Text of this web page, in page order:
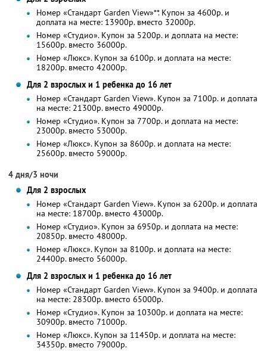
Номер «Стандарт Garden View»**. Купон за 4600р. и
доплата на месте: 13900р. вместо 32000р.
Номер «Студио». Купон за 5200р. и доплата на месте:
15600р. вместо 36000р.
Номер «Люкс». Купон за 6100р. и доплата на месте:
18200р. вместо 42000р.
Для 2 взрослых и 1 ребенка до 16 лет
Номер «Стандарт Garden View». Купон за 7100р. и доплата
на месте: 21300р. вместо 49000р.
Номер «Студио». Купон за 7700р. и доплата на месте:
23000р. вместо 53000р.
Номер «Люкс». Купон за 8600р. и доплата на месте:
25600р. вместо 59000р.
4 дня/3 ночи
Для 2 взрослых
Номер «Стандарт Garden View». Купон за 6200р. и доплата
на месте: 18700р. вместо 43000р.
Номер «Студио». Купон за 6950р. и доплата на месте:
20850р. вместо 48000р.
Номер «Люкс». Купон за 8100р. и доплата на месте:
24400р. вместо 56000р.
Для 2 взрослых и 1 ребенка до 16 лет
Номер «Стандарт Garden View». Купон за 9400р. и доплата
на месте: 28300р. вместо 65000р.
Номер «Студио». Купон за 10300р. и доплата на месте:
30900р. вместо 71000р.
Номер «Люкс». Купон за 11450р. и доплата на месте:
34350р. вместо 79000р.